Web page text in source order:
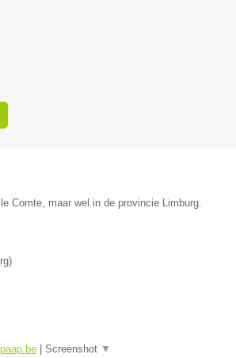
Comte, maar wel in de provincie Limburg.
)
| Screenshot ▼